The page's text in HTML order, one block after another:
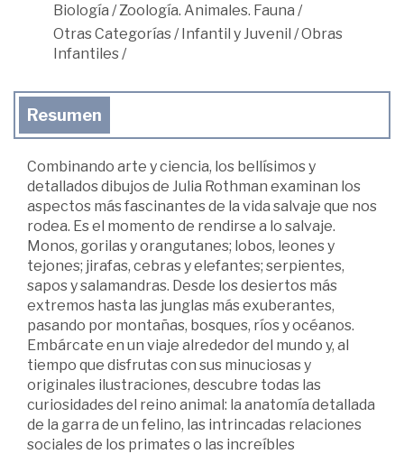
Biología /Zoología. Animales. Fauna /
Otras Categorías /Infantil y Juvenil /Obras
Infantiles /
Resumen
Combinando arte y ciencia, los bellísimos y
detallados dibujos de Julia Rothman examinan los
aspectos más fascinantes de la vida salvaje que nos
rodea. Es el momento de rendirse a lo salvaje.
Monos, gorilas y orangutanes; lobos, leones y
tejones; jirafas, cebras y elefantes; serpientes,
sapos y salamandras. Desde los desiertos más
extremos hasta las junglas más exuberantes,
pasando por montañas, bosques, ríos y océanos.
Embárcate en un viaje alrededor del mundo y, al
tiempo que disfrutas con sus minuciosas y
originales ilustraciones, descubre todas las
curiosidades del reino animal: la anatomía detallada
de la garra de un felino, las intrincadas relaciones
sociales de los primates o las increíbles